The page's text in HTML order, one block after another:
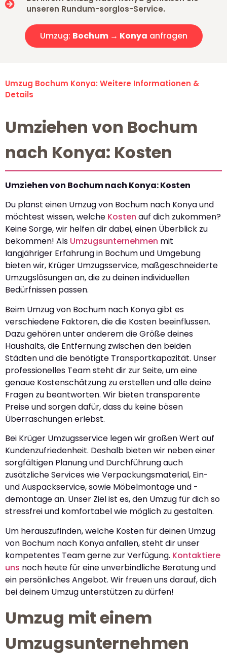
unseren Rundum-sorglos-Service.
Umzug: Bochum → Konya anfragen
Umzug Bochum Konya: Weitere Informationen &
Details
Umziehen von Bochum
nach Konya: Kosten
Umziehen von Bochum nach Konya: Kosten
Du planst einen Umzug von Bochum nach Konya und
möchtest wissen, welche Kosten auf dich zukommen?
Keine Sorge, wir helfen dir dabei, einen Überblick zu
bekommen! Als Umzugsunternehmen mit
langjähriger Erfahrung in Bochum und Umgebung
bieten wir, Krüger Umzugsservice, maßgeschneiderte
Umzugslösungen an, die zu deinen individuellen
Bedürfnissen passen.
Beim Umzug von Bochum nach Konya gibt es
verschiedene Faktoren, die die Kosten beeinflussen.
Dazu gehören unter anderem die Größe deines
Haushalts, die Entfernung zwischen den beiden
Städten und die benötigte Transportkapazität. Unser
professionelles Team steht dir zur Seite, um eine
genaue Kostenschätzung zu erstellen und alle deine
Fragen zu beantworten. Wir bieten transparente
Preise und sorgen dafür, dass du keine bösen
Überraschungen erlebst.
Bei Krüger Umzugsservice legen wir großen Wert auf
Kundenzufriedenheit. Deshalb bieten wir neben einer
sorgfältigen Planung und Durchführung auch
zusätzliche Services wie Verpackungsmaterial, Ein-
und Auspackservice, sowie Möbelmontage und -
demontage an. Unser Ziel ist es, den Umzug für dich so
stressfrei und komfortabel wie möglich zu gestalten.
Um herauszufinden, welche Kosten für deinen Umzug
von Bochum nach Konya anfallen, steht dir unser
kompetentes Team gerne zur Verfügung. Kontaktiere
uns noch heute für eine unverbindliche Beratung und
ein persönliches Angebot. Wir freuen uns darauf, dich
bei deinem Umzug unterstützen zu dürfen!
Umzug mit einem
Umzugsunternehmen